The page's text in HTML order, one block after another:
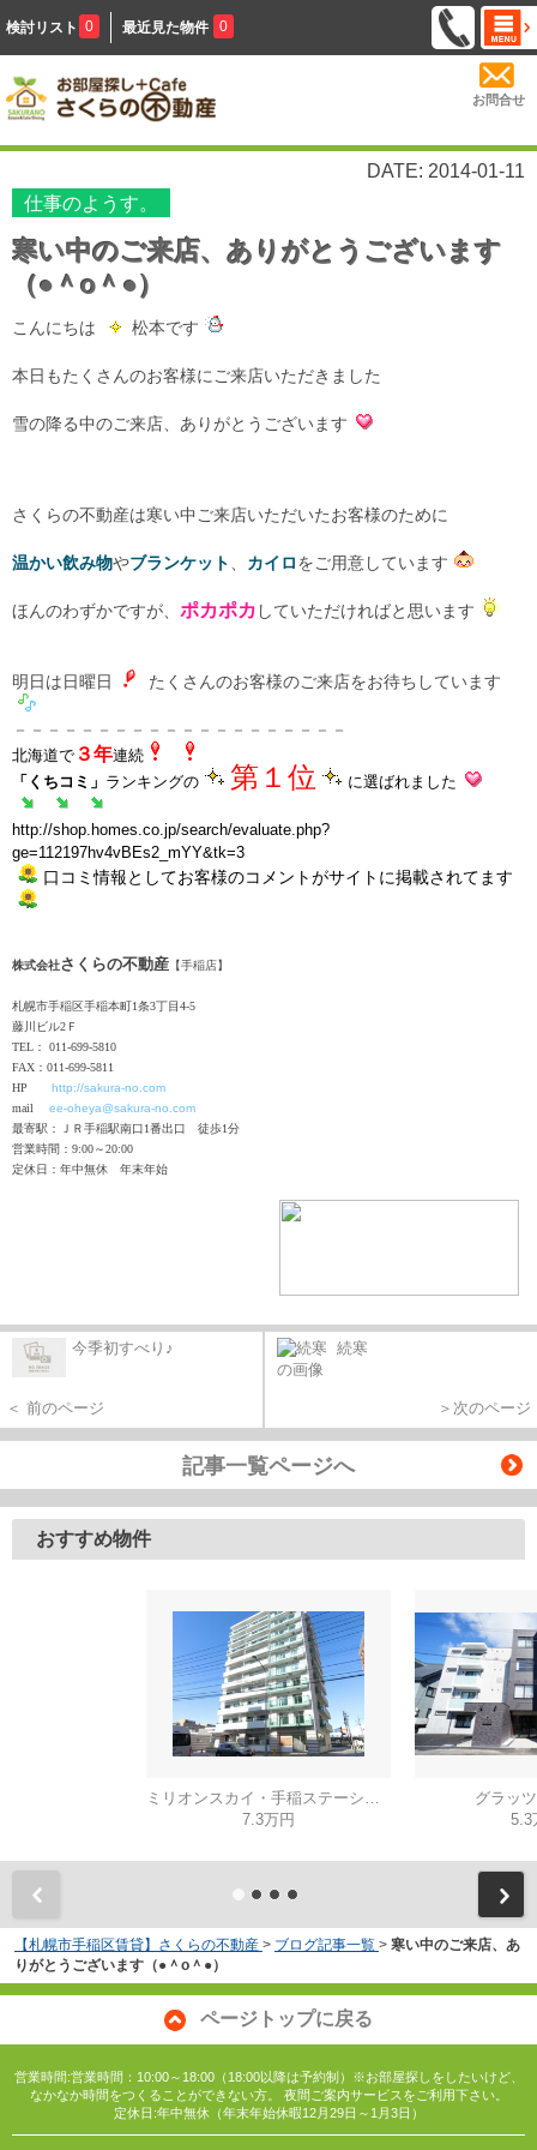
検討リスト 0 最近見た物件 0
お問合せ
DATE: 2014-01-11
仕事のようす。
寒い中のご来店、ありがとうございます
（●＾o＾●）
こんにちは 松本です
本日もたくさんのお客様にご来店いただきました
雪の降る中のご来店、ありがとうございます
さくらの不動産は寒い中ご来店いただいたお客様のために
温かい飲み物やブランケット、 カイロをご用意しています
ほんのわずかですが、 ポカポカ していただければと思います
明日は日曜日 たくさんのお客様のご来店をお待ちしています
－－－－－－－－－－－－－－－－－－－－
北海道で ３年連続
「くちコミ」 ランキングの 第１位 に選ばれました
http://shop.homes.co.jp/search/evaluate.php?
ge=112197hv4vBEs2_mYY&tk=3
口コミ情報としてお客様のコメントがサイトに掲載されてます
株式会社さくらの不動産 【手稲店】
札幌市手稲区手稲本町1条3丁目4-5
藤川ビル2Ｆ
TEL： 011-699-5810
FAX：011-699-5811
HP http://sakura-no.com
mail ee-oheya@sakura-no.com
最寄駅：ＪＲ手稲駅南口1番出口 徒歩1分
営業時間：9:00～20:00
定休日：年中無休 年末年始
今季初すべり♪
＜ 前のページ
続寒
＞次のページ
記事一覧ページへ
おすすめ物件
ミリオンスカイ・手稲ステーション
7.3万円
グラッ
5.3
【札幌市手稲区賃貸】さくらの不動産 > ブログ記事一覧 > 寒い中のご来店、あ
りがとうございます（●＾o＾●）
ページトップに戻る
営業時間:営業時間：10:00～18:00（18:00以降は予約制）※お部屋探しをしたいけど、
なかなか時間をつくることができない方。 夜間ご案内サービスをご利用下さい。
定休日:年中無休（年末年始休暇12月29日～1月3日）